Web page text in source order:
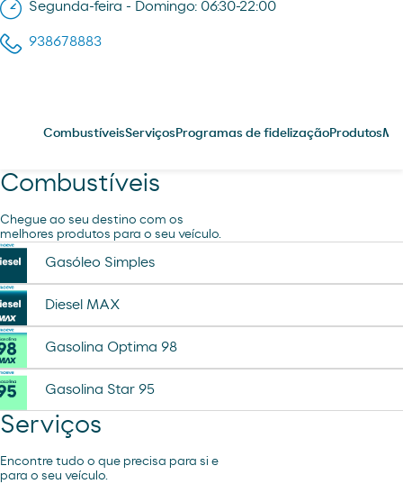
Segunda-feira - Domingo: 06:30-22:00
938678883
CombustíveisServiços Programas de fidelizaçãoProdutos
Combustíveis
Chegue ao seu destino com os
melhores produtos para o seu veículo.
Gasóleo Simples
Diesel MAX
Gasolina Optima 98
Gasolina Star 95
Serviços
Encontre tudo o que precisa para si e
para o seu veículo.